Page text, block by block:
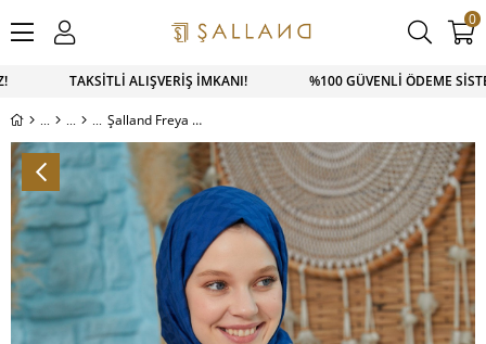
SİPARİŞ 0543 900 41 41 1500 TL ÜZERİ KARGO
0
Şalland Freya Şal Serisi Saks Mavisi